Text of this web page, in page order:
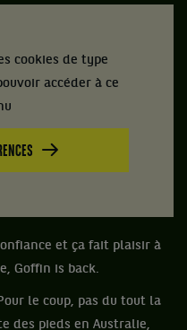
cookies de type
accéder à ce
et ça fait plaisir à
Goffin is back.
le coup, pas du tout la
des pieds en Australie,